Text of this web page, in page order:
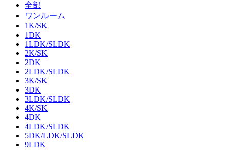
全部
ワンルーム
1K/SK
1DK
1LDK/SLDK
2K/SK
2DK
2LDK/SLDK
3K/SK
3DK
3LDK/SLDK
4K/SK
4DK
4LDK/SLDK
5DK/LDK/SLDK
9LDK